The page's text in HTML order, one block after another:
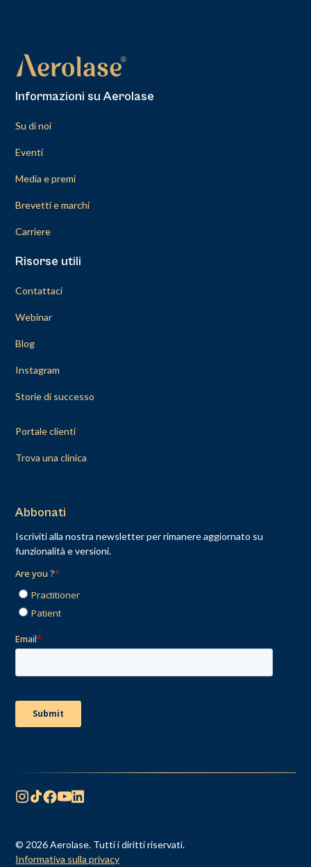
Informazioni su Aerolase
Su di noi
Eventi
Media e premi
Brevetti e marchi
Carriere
Risorse utili
Contattaci
Webinar
Blog
Instagram
Storie di successo
Portale clienti
Trova una clinica
Abbonati
Iscriviti alla nostra newsletter per rimanere aggiornato su
funzionalità e versioni.
© 2026 Aerolase. Tutti i diritti riservati.
Informativa sulla privacy